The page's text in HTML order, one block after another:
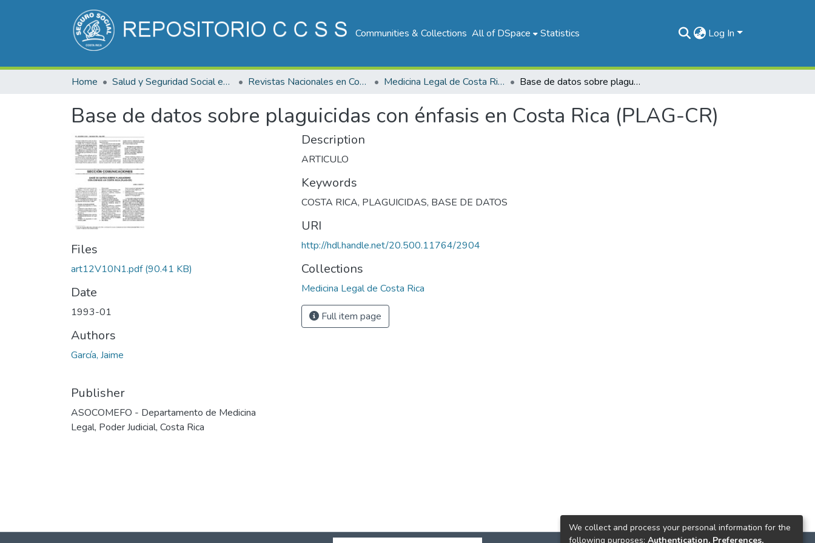
Communities & Collections All of DSpace Statistics Log In
Home Salud y Seguridad Social en Costa Rica Revistas Nacionales en Costa Rica Medicina Legal de Costa Rica Base de datos sobre plaguicidas con énfasis en Costa Rica (PLAG-CR)
Base de datos sobre plaguicidas con énfasis en Costa Rica (PLAG-CR)
Files
art12V10N1.pdf(90.41 KB)
Date
1993-01
Authors
García, Jaime
Publisher
ASOCOMEFO - Departamento de Medicina
Legal, Poder Judicial, Costa Rica
Description
ARTICULO
Keywords
COSTA RICA, PLAGUICIDAS, BASE DE DATOS
URI
http://hdl.handle.net/20.500.11764/2904
Collections
Medicina Legal de Costa Rica
Full item page
We collect and process your personal information for the
following purposes: Authentication, Preferences,